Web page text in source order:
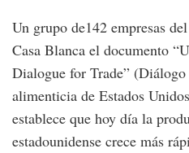
Un grupo de142 empresas
Casa Blanca el documento
Dialogue for Trade”
alimenticia de Estados
establece que hoy día la
estadounidense crece más